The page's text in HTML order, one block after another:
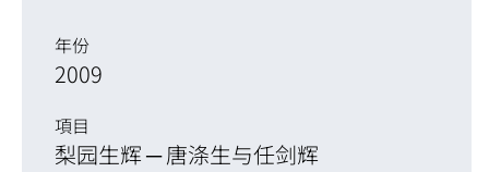
年份
2009
項目
梨园生辉 ─ 唐涤生与任剑辉